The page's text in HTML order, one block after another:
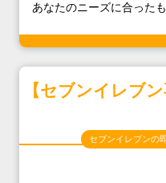
あなたのニーズに合った
【セブンイレブ
セブンイレブンの